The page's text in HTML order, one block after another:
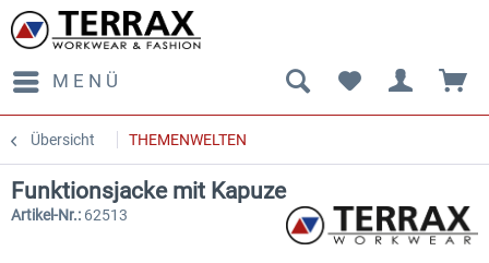
MENÜ
Übersicht THEMENWELTEN
Funktionsjacke mit Kapuze
Artikel-Nr.: 62513